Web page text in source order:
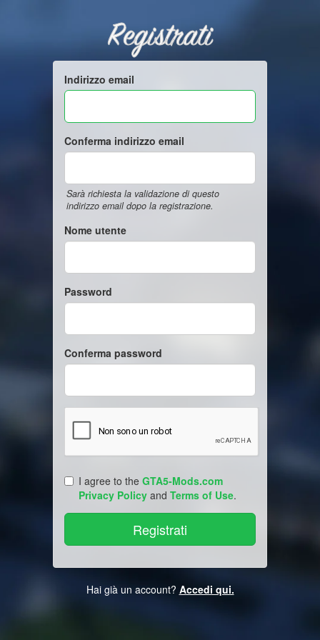
Registrati
Indirizzo email
Conferma indirizzo email
Sarà richiesta la validazione di questo
indirizzo email dopo la registrazione.
Nome utente
Password
Conferma password
I agree to the GTA5-Mods.com
Privacy Policy and Terms of Use.
Hai già un account? Accedi qui.